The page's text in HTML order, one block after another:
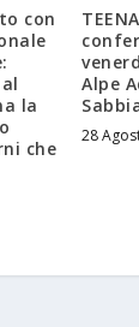
con
la
che
Alpe
28